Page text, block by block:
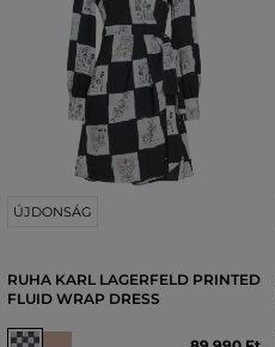
ÚJDONSÁG
RUHA KARL LAGERFELD PRINTED
FLUID WRAP DRESS